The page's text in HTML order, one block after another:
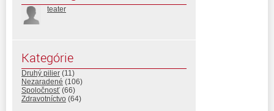
teater
Kategórie
Druhý pilier (11)
Nezaradené (106)
Spoločnosť (66)
Zdravotníctvo (64)